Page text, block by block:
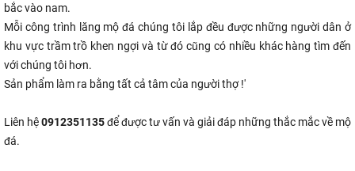
bắc vào nam.
Mỗi công trình lăng mộ đá chúng tôi lắp đều được những người dân ở
khu vực trầm trồ khen ngợi và từ đó cũng có nhiều khác hàng tìm đến
với chúng tôi hơn.
Sản phẩm làm ra bằng tất cả tâm của người thợ !'
Liên hệ0912351135để được tư vấn và giải đáp những thắc mắc về mộ
đá.